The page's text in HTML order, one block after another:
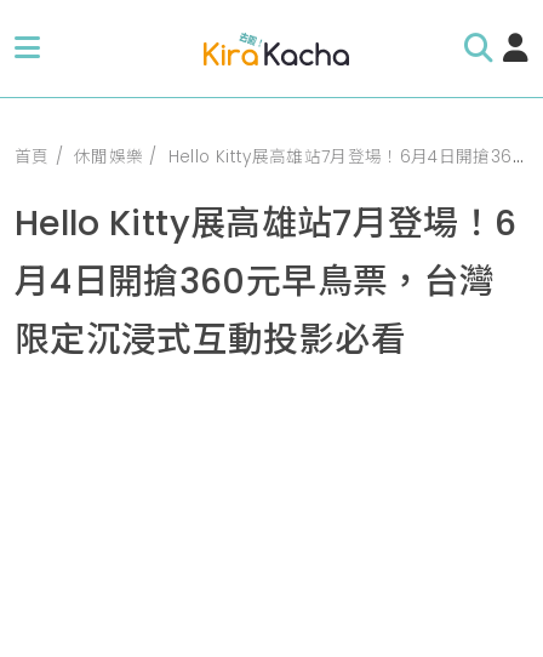
首頁 休閒娛樂 Hello Kitty展高雄站7月登場！6月4日開搶360元早鳥票，台灣限定沉浸式互動投影必看
Hello Kitty展高雄站7月登場！6
月4日開搶360元早鳥票，台灣
限定沉浸式互動投影必看